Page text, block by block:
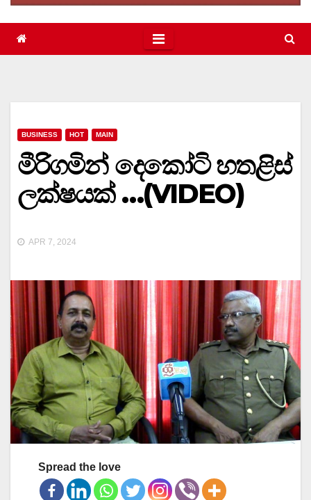
BUSINESS HOT MAIN
මීරිගමින් දෙකෝටි හතළිස්
ලක්ෂයක් …(VIDEO)
APR 7, 2024
Spread the love